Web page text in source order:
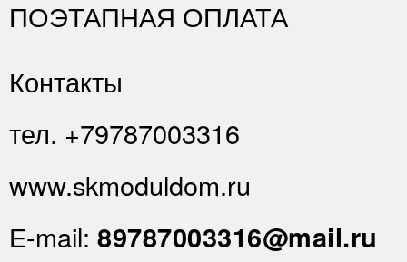
ПОЭТАПНАЯ ОПЛАТА
Контакты
тел. +79787003316
www.skmoduldom.ru
Е-mail: 89787003316@mail.ru